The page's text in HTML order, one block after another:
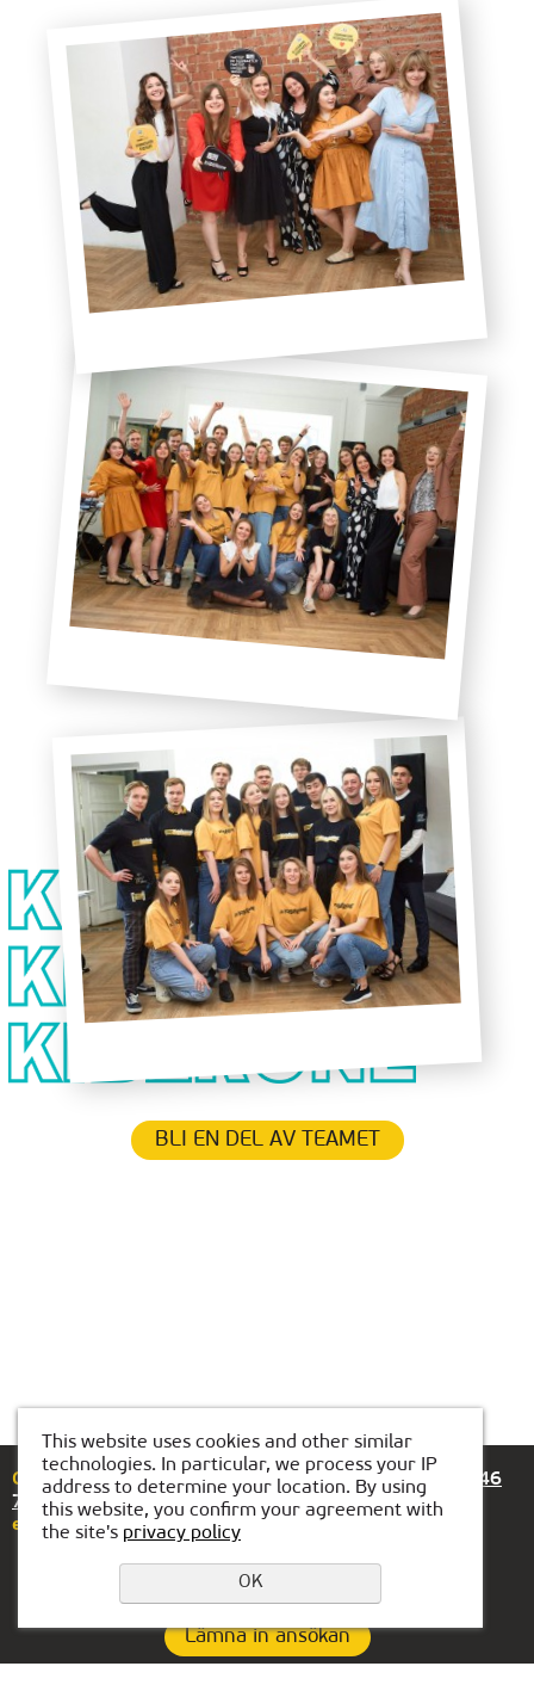
BLI EN DEL AV TEAMET
Om du har några frågor eller förslag, vänligen ring
+46
72-318 99 89
eller skriv till oss påstockholm@kiber1.com
Lämna in ansökan
This website uses cookies and other similar
technologies. In particular, we process your IP
address to determine your location. By using
this website, you confirm your agreement with
the site's privacy policy
OK